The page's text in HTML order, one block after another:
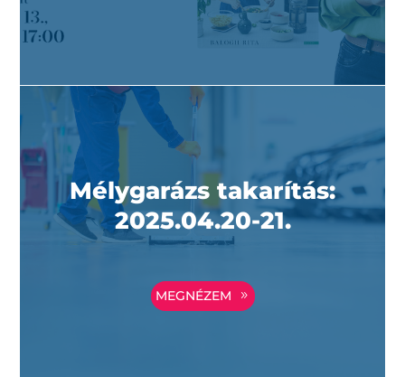
Mélygarázs takarítás:
2025.04.20-21.
MEGNÉZEM